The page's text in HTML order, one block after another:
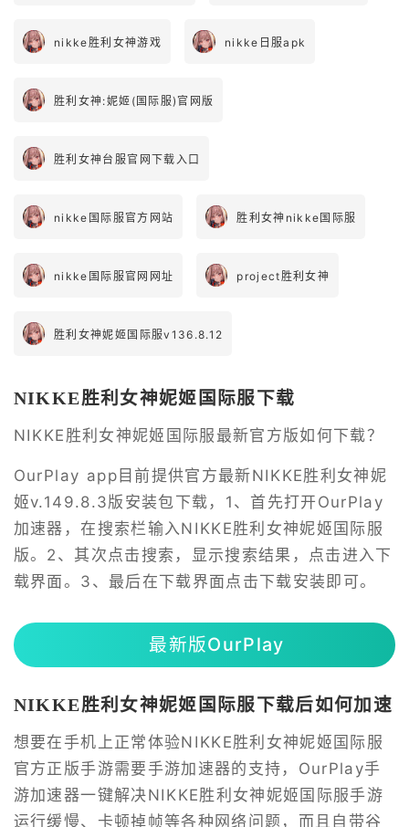
nikke胜利女神游戏 nikke日服apk
胜利女神:妮姬(国际服)官网版
胜利女神台服官网下载入口
nikke国际服官方网站 胜利女神nikke国际服
nikke国际服官网网址 project胜利女神
胜利女神妮姬国际服v136.8.12
NIKKE胜利女神妮姬国际服下载
NIKKE胜利女神妮姬国际服最新官方版如何下载？
OurPlay app目前提供官方最新NIKKE胜利女神妮
姬v.149.8.3版安装包下载，1、首先打开OurPlay
加速器，在搜索栏输入NIKKE胜利女神妮姬国际服
版。2、其次点击搜索，显示搜索结果，点击进入下
载界面。3、最后在下载界面点击下载安装即可。
最新版OurPlay
NIKKE胜利女神妮姬国际服下载后如何加速
想要在手机上正常体验NIKKE胜利女神妮姬国际服
官方正版手游需要手游加速器的支持，OurPlay手
游加速器一键解决NIKKE胜利女神妮姬国际服手游
运行缓慢、卡顿掉帧等各种网络问题，而且自带谷